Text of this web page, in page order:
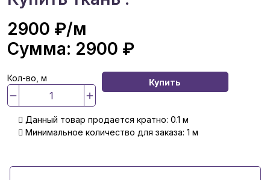
2900 ₽/м
Сумма: 2900 ₽
Кол-во, м Купить
Данный товар продается кратно: 0.1 м
Минимальное количество для заказа: 1 м